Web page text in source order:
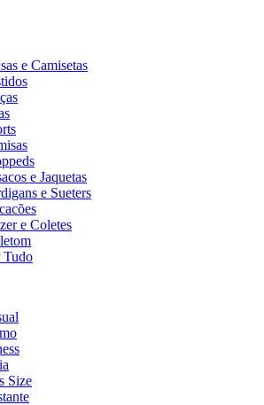
e Camisetas
e Jaquetas
e Sueters
e Coletes
Tudo
Size